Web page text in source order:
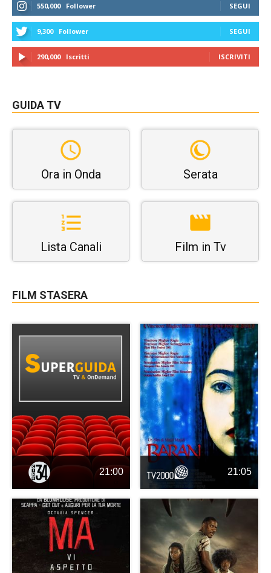
550,000 Follower SEGUI
9,300 Follower SEGUI
290,000 Iscritti ISCRIVITI
GUIDA TV
Ora in Onda Serata
Lista Canali Film in Tv
FILM STASERA
21:00 21:05